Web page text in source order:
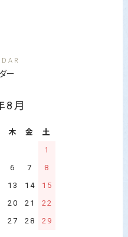
ー
8月
木 金
土
1
6 7
8
13 14
15
20 21
22
27 28
29